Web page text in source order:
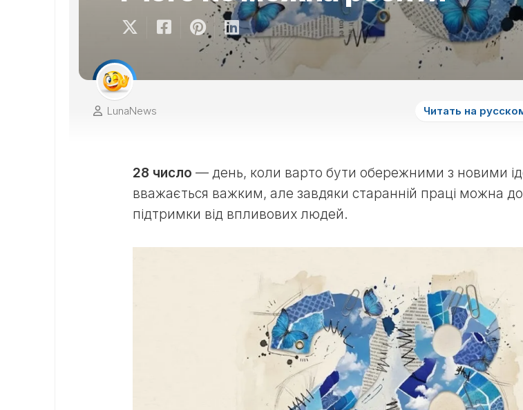
LunaNews Читать на
28 число — день, коли варто бути обережними з новими
вважається важким, але завдяки старанній праці можна
підтримки від впливових людей.